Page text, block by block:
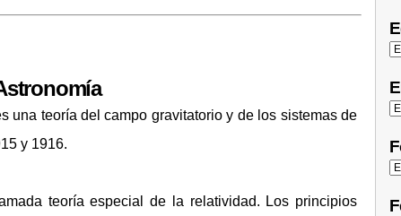
una teoría del campo gravitatorio y de los sistemas de
y 1916.
teoría especial de la relatividad. Los principios